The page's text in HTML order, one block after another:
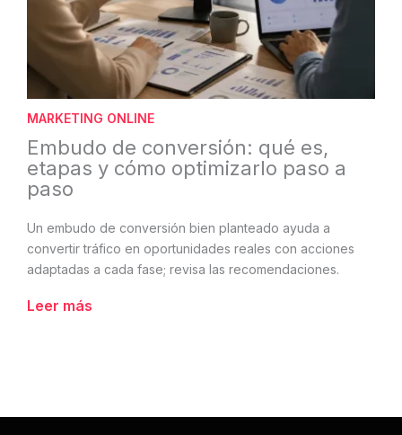
MARKETING ONLINE
Embudo de conversión: qué es,
etapas y cómo optimizarlo paso a
paso
Un embudo de conversión bien planteado ayuda a
convertir tráfico en oportunidades reales con acciones
adaptadas a cada fase; revisa las recomendaciones.
Leer más